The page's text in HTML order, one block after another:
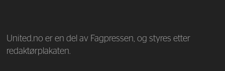
United.no er en del av Fagpressen, og styres etter
redaktørplakaten.